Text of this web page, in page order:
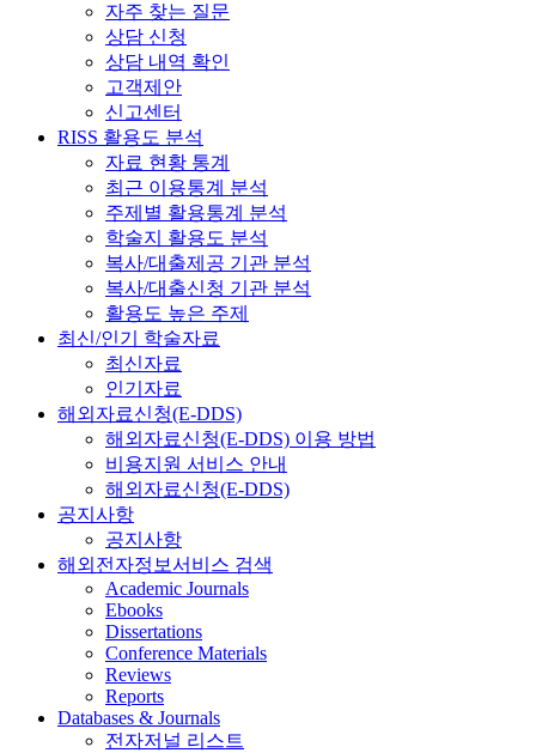
자주 찾는 질문
상담 신청
상담 내역 확인
고객제안
신고센터
RISS 활용도 분석
자료 현황 통계
최근 이용통계 분석
주제별 활용통계 분석
학술지 활용도 분석
복사/대출제공 기관 분석
복사/대출신청 기관 분석
활용도 높은 주제
최신/인기 학술자료
최신자료
인기자료
해외자료신청(E-DDS)
해외자료신청(E-DDS) 이용 방법
비용지원 서비스 안내
해외자료신청(E-DDS)
공지사항
공지사항
해외전자정보서비스 검색
Academic Journals
Ebooks
Dissertations
Conference Materials
Reviews
Reports
Databases & Journals
전자저널 리스트